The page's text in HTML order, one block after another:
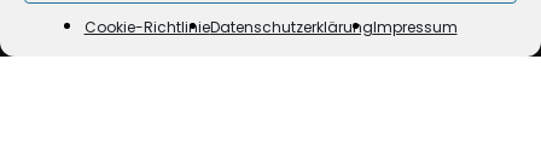
Cookie-RichtlinieDatenschutzerklärungImpressum
© 2026 Charisma-Concept.